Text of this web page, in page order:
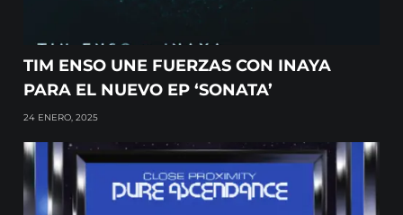
TIM ENSO UNE FUERZAS CON INAYA
PARA EL NUEVO EP ‘SONATA’
24 ENERO, 2025